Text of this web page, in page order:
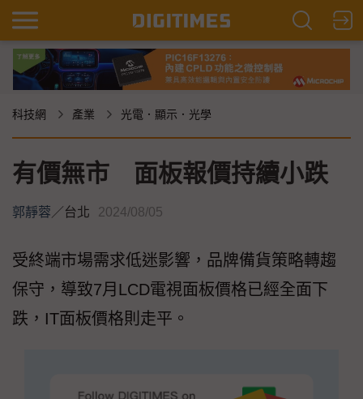
科技網 產業 光電．顯示．光學
有價無市 面板報價持續小跌
郭靜蓉／台北 2024/08/05
受終端市場需求低迷影響，品牌備貨策略轉趨
保守，導致7月LCD電視面板價格已經全面下
跌，IT面板價格則走平。